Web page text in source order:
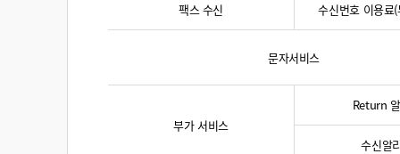
팩스 수신
수신번호 이용료
문자서비스
부가 서비스
Return
수신알